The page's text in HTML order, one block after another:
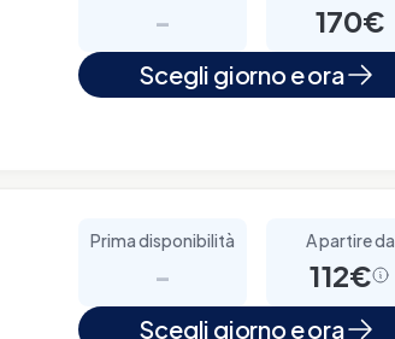
- 170€
Scegli giorno e ora
Prima disponibilità
-
A partire da
112€
Scegli giorno e ora